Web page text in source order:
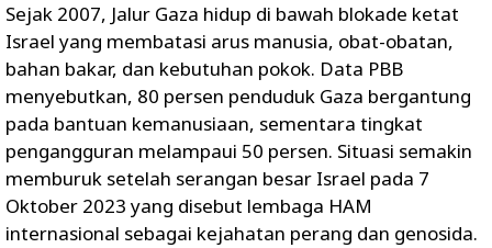
Sejak 2007, Jalur Gaza hidup di bawah blokade ketat
Israel yang membatasi arus manusia, obat-obatan,
bahan bakar, dan kebutuhan pokok. Data PBB
menyebutkan, 80 persen penduduk Gaza bergantung
pada bantuan kemanusiaan, sementara tingkat
pengangguran melampaui 50 persen. Situasi semakin
memburuk setelah serangan besar Israel pada 7
Oktober 2023 yang disebut lembaga HAM
internasional sebagai kejahatan perang dan genosida.